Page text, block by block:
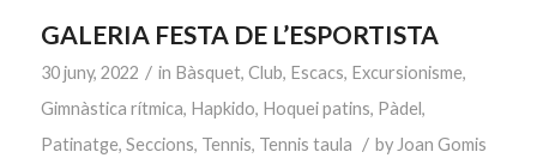
GALERIA FESTA DE L’ESPORTISTA
30 juny, 2022 / in Bàsquet, Club, Escacs, Excursionisme,
Gimnàstica rítmica, Hapkido, Hoquei patins, Pàdel,
Patinatge, Seccions, Tennis, Tennis taula / by Joan Gomis